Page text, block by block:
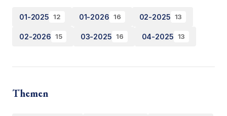
01-2025 12 01-2026 16 02-2025 13
02-2026 15 03-2025 16 04-2025 13
Themen